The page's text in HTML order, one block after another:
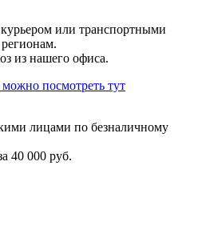
курьером или транспортными
из нашего офиса.
посмотреть тут
лицами по безналичному
40 000 руб.